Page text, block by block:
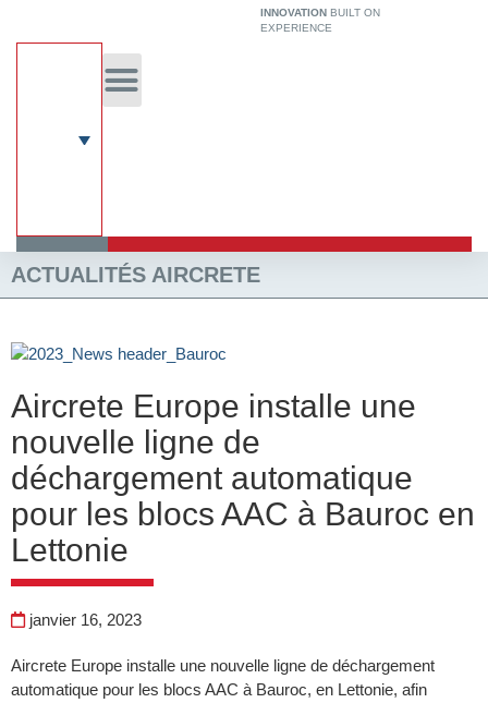
INNOVATION BUILT ON
EXPERIENCE
ACTUALITÉS AIRCRETE
Aircrete Europe installe une
nouvelle ligne de
déchargement automatique
pour les blocs AAC à Bauroc en
Lettonie
janvier 16, 2023
Aircrete Europe installe une nouvelle ligne de déchargement
automatique pour les blocs AAC à Bauroc, en Lettonie, afin